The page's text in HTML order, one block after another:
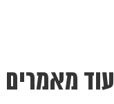
עוד מאמרים